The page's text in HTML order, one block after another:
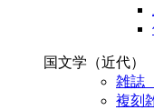
国文学（近代）
雑誌
複刻